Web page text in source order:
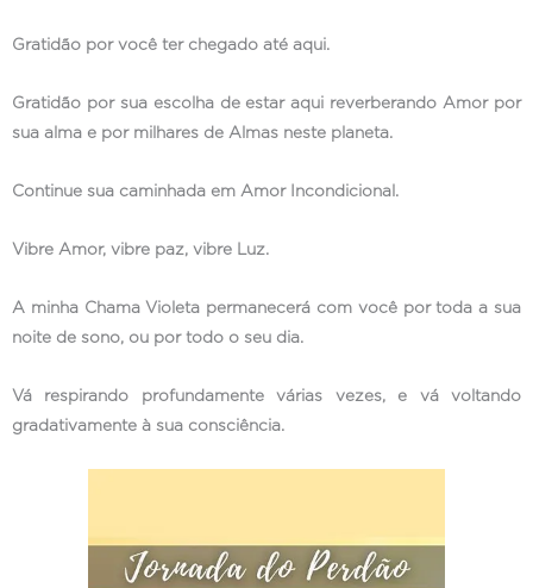
Gratidão por você ter chegado até aqui.
Gratidão por sua escolha de estar aqui reverberando Amor por
sua alma e por milhares de Almas neste planeta.
Continue sua caminhada em Amor Incondicional.
Vibre Amor, vibre paz, vibre Luz.
A minha Chama Violeta permanecerá com você por toda a sua
noite de sono, ou por todo o seu dia.
Vá respirando profundamente várias vezes, e vá voltando
gradativamente à sua consciência.